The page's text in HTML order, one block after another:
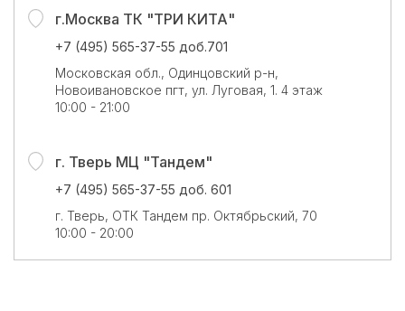
г.Москва ТК "ТРИ КИТА"
+7 (495) 565-37-55 доб.701
Московская обл., Одинцовский р-н,
Новоивановское пгт, ул. Луговая, 1. 4 этаж
10:00 - 21:00
г. Тверь МЦ "Тандем"
+7 (495) 565-37-55 доб. 601
г. Тверь, ОТК Тандем пр. Октябрьский, 70
10:00 - 20:00